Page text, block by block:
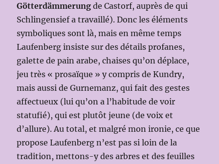
Götterdämmerung de Castorf, auprès de qui
Schlingensief a travaillé). Donc les éléments
symboliques sont là, mais en même temps
Laufenberg insiste sur des détails profanes,
galette de pain arabe, chaises qu’on déplace,
jeu très « prosaïque » y compris de Kundry,
mais aussi de Gurnemanz, qui fait des gestes
affectueux (lui qu’on a l’habitude de voir
statufié), qui est plutôt jeune (de voix et
d’allure). Au total, et malgré mon ironie, ce que
propose Laufenberg n’est pas si loin de la
tradition, mettons-y des arbres et des feuilles